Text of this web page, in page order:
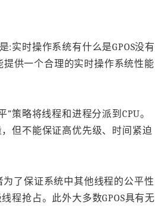
:实时操作系统有什么是GPOS没有
提供一个合理的实时操作系统性能
策略将线程和进程分派到CPU。
但不能保证高优先级、时间紧迫
为了保证系统中其他线程的公平性
程抢占。此外大多数GPOS具有无